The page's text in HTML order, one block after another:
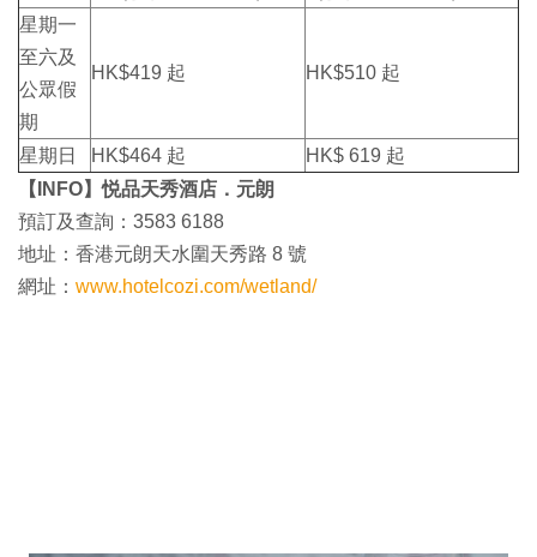
星期一
至六及
公眾假
期
HK$419 起 HK$510 起
星期日 HK$464 起
HK$ 619 起
【INFO】悦品天秀酒店．元朗
預訂及查詢：3583 6188
地址：香港元朗天水圍天秀路 8 號
網址： www.hotelcozi.com/wetland/